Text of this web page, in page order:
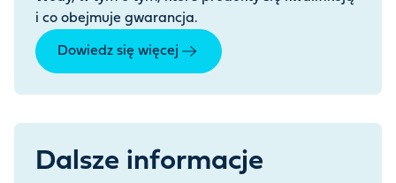
i co obejmuje gwarancja.
Dowiedz się więcej
Dalsze informacje